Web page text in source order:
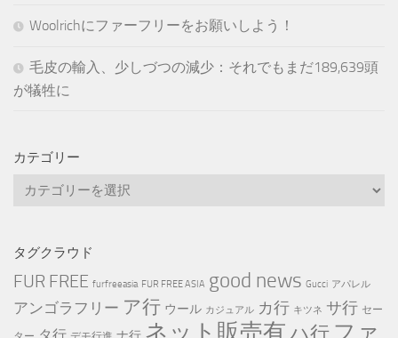
Woolrichにファーフリーをお願いしよう！
毛皮の輸入、少しづつの減少：それでもまだ189,639頭
が犠牲に
カテゴリー
カ
リ
ー
タグクラウド
FUR FREE furfreeasia FUR FREE ASIA good news Gucci アパレル
アンゴラフリー ア行 ウール カジュアル カ行 キツネ サ行 セー
ファ